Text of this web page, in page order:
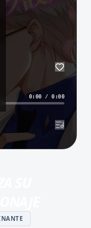
0:00 /0:00